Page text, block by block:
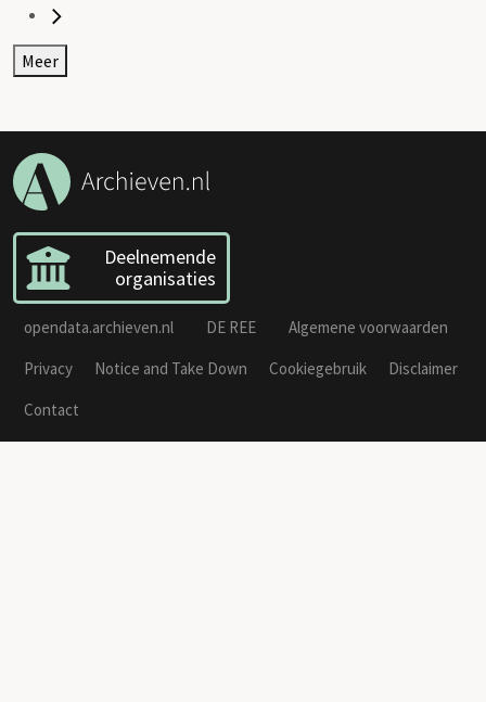
Meer
Deelnemende
organisaties
opendata.archieven.nl DE REE
Algemene voorwaarden
Privacy
Notice and Take Down Cookiegebruik
Disclaimer
Contact